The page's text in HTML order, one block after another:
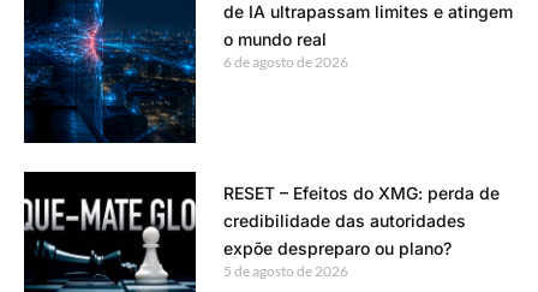
de IA ultrapassam limites e atingem
o mundo real
6 de agosto de 2026
RESET – Efeitos do XMG: perda de
credibilidade das autoridades
expõe despreparo ou plano?
5 de agosto de 2026